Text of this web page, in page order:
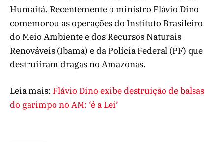
Humaitá. Recentemente o ministro Flávio Dino
comemorou as operações do Instituto Brasileiro
do Meio Ambiente e dos Recursos Naturais
Renováveis (Ibama) e da Polícia Federal (PF) que
destruiíram dragas no Amazonas.
Leia mais: Flávio Dino exibe destruição de balsas
do garimpo no AM: ‘é a Lei’